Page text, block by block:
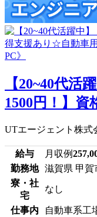
【20~40代活
1500円！】資
UTエージェント株式
給与 月収例
勤務地
滋賀県 甲賀
寮・社
宅
なし
仕事内
自動車系工